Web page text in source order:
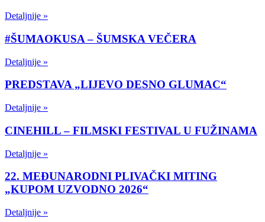
Detaljnije »
#ŠUMAOKUSA – ŠUMSKA VEČERA
Detaljnije »
PREDSTAVA „LIJEVO DESNO GLUMAC“
Detaljnije »
CINEHILL – FILMSKI FESTIVAL U FUŽINAMA
Detaljnije »
22. MEĐUNARODNI PLIVAČKI MITING
„KUPOM UZVODNO 2026“
Detaljnije »